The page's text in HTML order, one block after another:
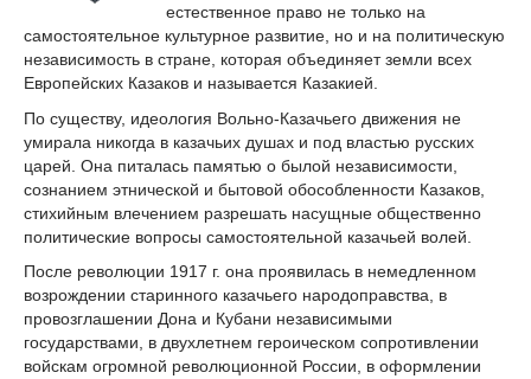
естественное право не только на
самостоятельное культурное развитие, но и на политическую
независимость в стране, которая объединяет земли всех
Европейских Казаков и называется Казакией.
По существу, идеология Вольно-Казачьего движения не
умирала никогда в казачьих душах и под властью русских
царей. Она питалась памятью о былой независимости,
сознанием этнической и бытовой обособленности Казаков,
стихийным влечением разрешать насущные общественно
политические вопросы самостоятельной казачьей волей.
После революции 1917 г. она проявилась в немедленном
возрождении старинного казачьего народоправства, в
провозглашении Дона и Кубани независимыми
государствами, в двухлетнем героическом сопротивлении
войскам огромной революционной России, в оформлении